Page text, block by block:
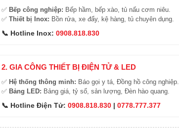
✅ Bếp công nghiệp: Bếp hầm, bếp xào, tủ nấu cơm niêu.
✅ Thiết bị Inox: Bồn rửa, xe đẩy, kệ hàng, tủ chuyên dụng.
📞 Hotline Inox: 0908.818.830
2. GIA CÔNG THIẾT BỊ ĐIỆN TỬ & LED
✅ Hệ thống thông minh: Báo gọi y tá, Đồng hồ công nghiệp.
✅ Bảng LED: Bảng giá, tỷ số, sản lượng, Đèn hào quang.
📞 Hotline Điện Tử: 0908.818.830 | 0778.777.377